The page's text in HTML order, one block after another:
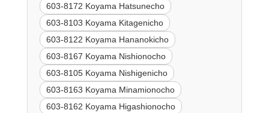
603-8172 Koyama Hatsunecho
603-8103 Koyama Kitagenicho
603-8122 Koyama Hananokicho
603-8167 Koyama Nishionocho
603-8105 Koyama Nishigenicho
603-8163 Koyama Minamionocho
603-8162 Koyama Higashionocho